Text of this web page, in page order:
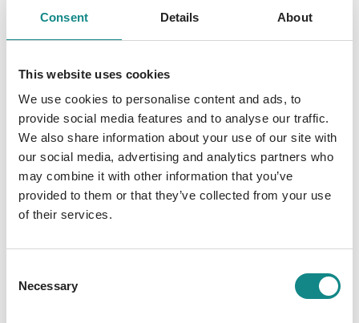
Consent Details About
This website uses cookies
We use cookies to personalise content and ads, to
provide social media features and to analyse our traffic.
We also share information about your use of our site with
our social media, advertising and analytics partners who
may combine it with other information that you’ve
provided to them or that they’ve collected from your use
of their services.
Selection
Necessary
Gefangene und du solltest mir sagen, was du
Ich bin kein Streichholz, mit dem du wie ein
kleines Mädchen spielen kannst. Ich bin das
Feuer selbst. Wann wirst du das endlich
verstehen? ? »Du wirst mir verfallen« ist der
zweite Band der HUNTING-Reihe von
Bestseller-Autorin Jane S. Wonda! Wirst du
ihm entkommen? Reihenfolge: Band 1 –
HUNTING ANGEL: ich werde dich jagen
dich vor mir